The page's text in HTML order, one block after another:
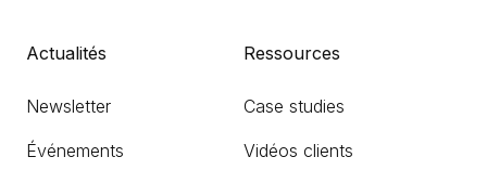
Actualités
Newsletter
Événements
Ressources
Case studies
Vidéos clients